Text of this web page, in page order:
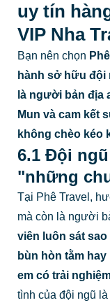
uy tín
VIP Nha
Bạn nên chọn
hành sở hữu đội
là người bản địa
Mun và cam kết
không chèo kéo
6.1 Đội
"những
Tại Phê Travel,
mà còn là người
viên luôn sát
bùn hòn tằm
em có trải
tình của đội ngũ